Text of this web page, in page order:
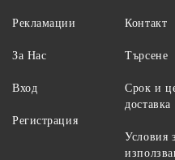
Рекламации
За Нас
Вход
Регистрация
Контакт
Търсене
Срок и
доставка
Условия